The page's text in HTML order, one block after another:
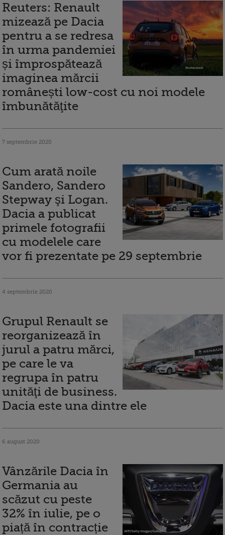
Reuters: Renault
mizează pe Dacia
pentru a se redresa
în urma pandemiei
și împrospătează
imaginea mărcii
românești low-cost cu noi modele
îmbunătăţite
7 septembrie 2020
Cum arată noile
Sandero, Sandero
Stepway şi Logan.
Dacia a publicat
primele fotografii
cu modelele care
vor fi prezentate pe 29 septembrie
4 septembrie 2020
Grupul Renault se
reorganizează în
jurul a patru mărci,
pe care le va
regrupa în patru
unităţi de business.
Dacia este una dintre ele
6 august 2020
Vânzările Dacia în
Germania au
scăzut cu peste
32% în iulie, pe o
piață în contracție